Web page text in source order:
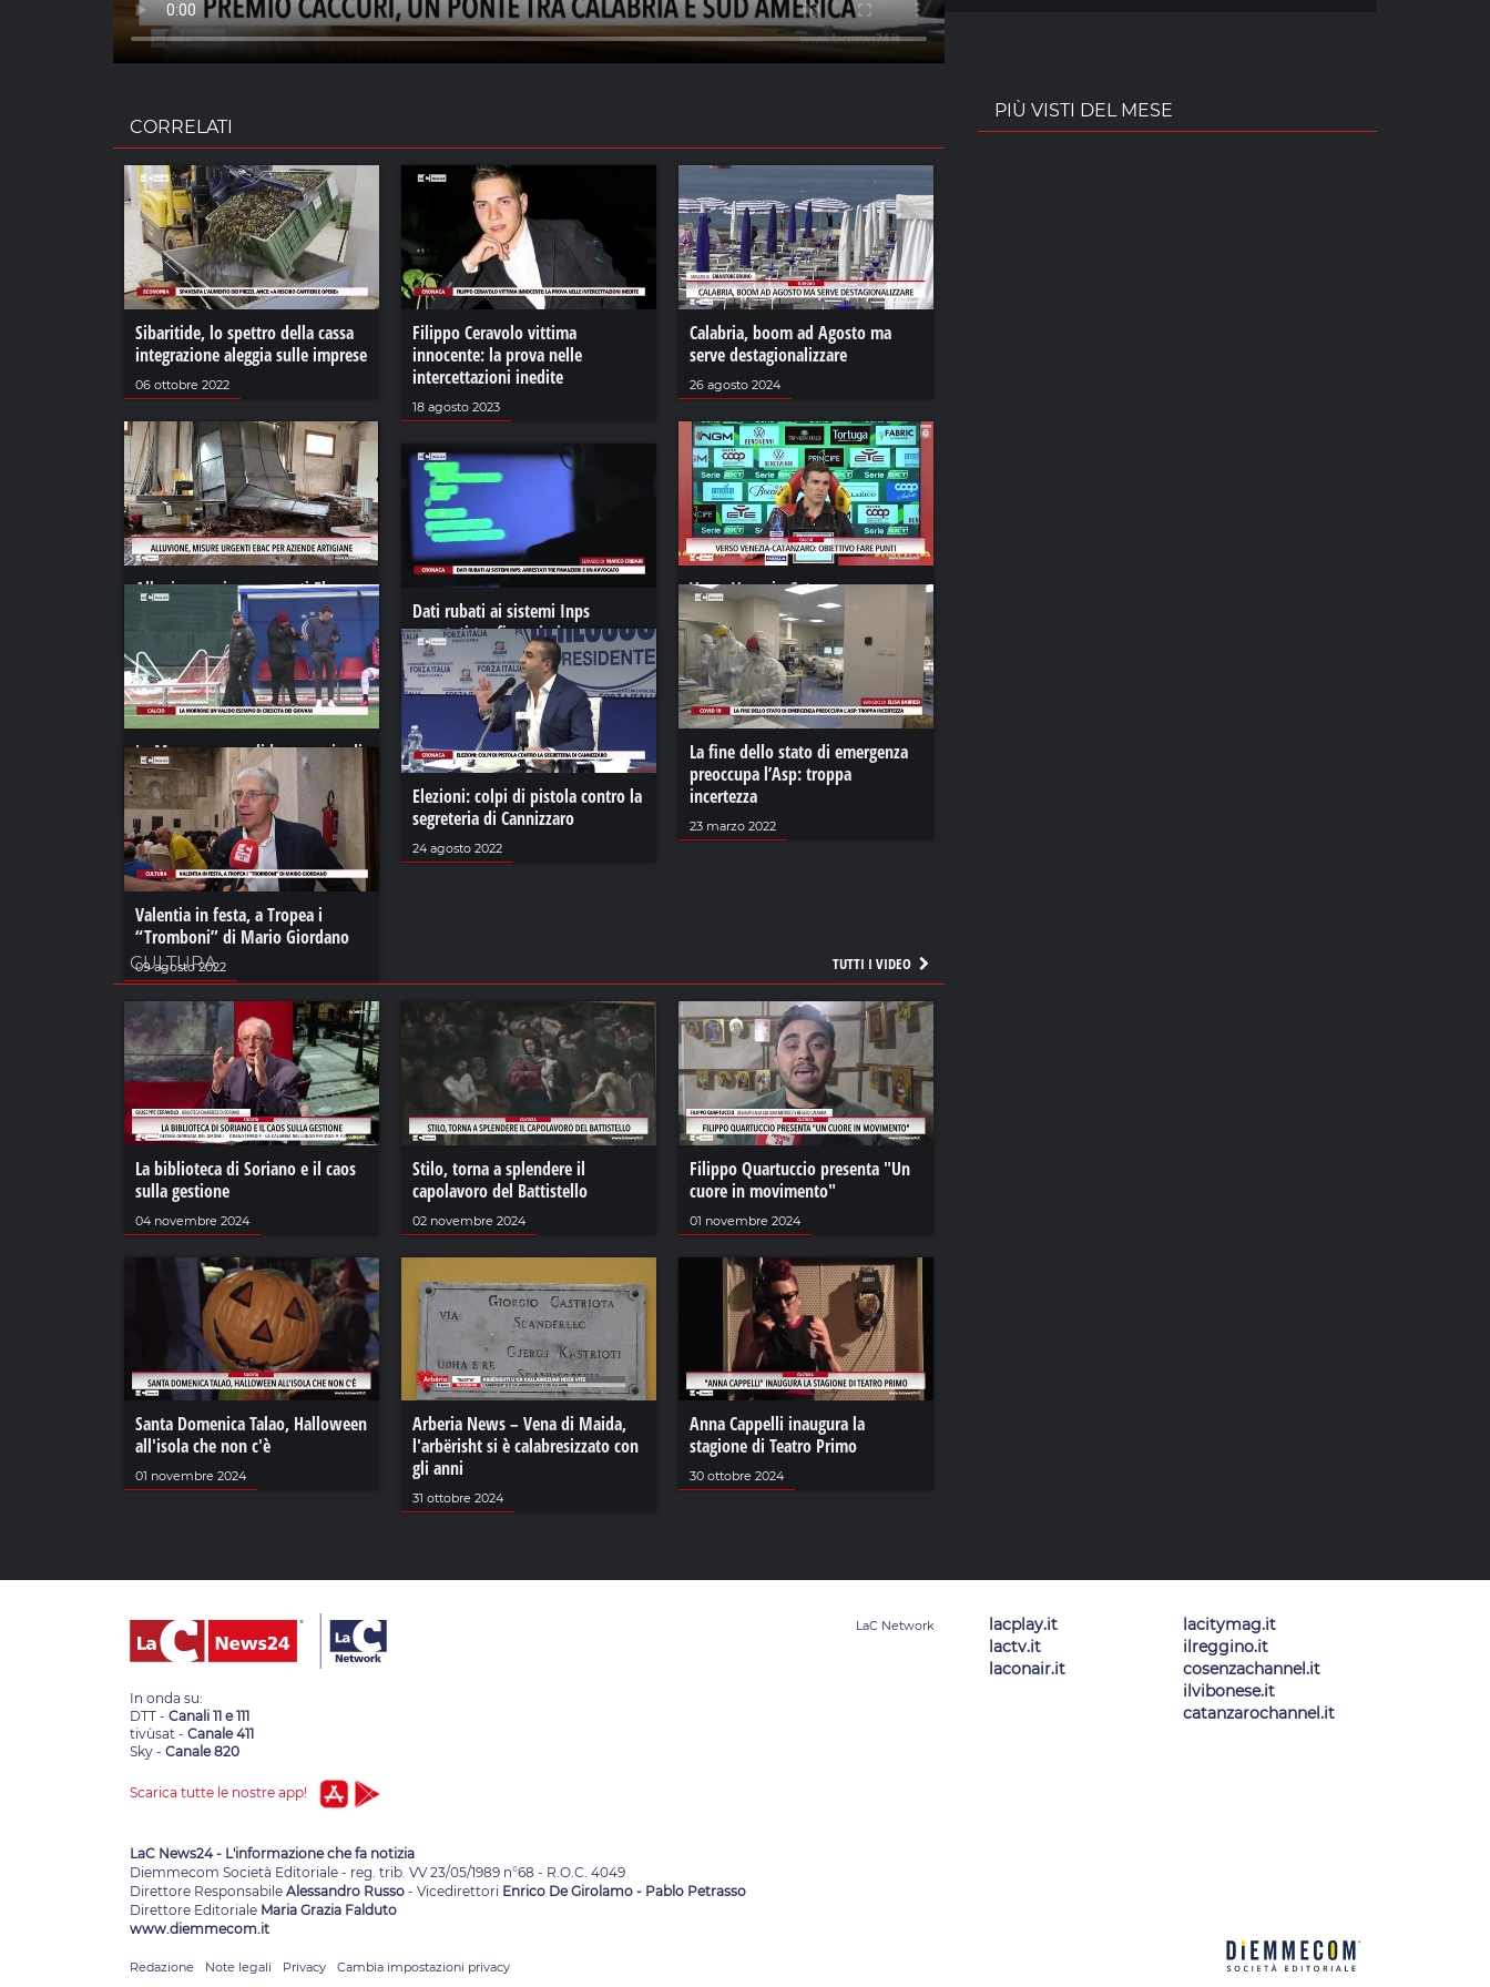
CORRELATI
Sibaritide, lo spettro della cassa
integrazione aleggia sulle imprese
06 ottobre 2022
Filippo Ceravolo vittima
innocente: la prova nelle
intercettazioni inedite
18 agosto 2023
Calabria, boom ad Agosto ma
serve destagionalizzare
26 agosto 2024
Alluvione, misure urgenti Ebac
per Aziende Artigiane
Verso Venezia-Catanzaro:
obiettivo fare punti
08 novembre 2023
Dati rubati ai sistemi Inps
arrestati tre finanzieri e un
avvocato
13 luglio 2023
La Morrone un valido esempio di
crescita dei giovani
03 maggio 2023
La fine dello stato di emergenza
preoccupa l’Asp: troppa
incertezza
23 marzo 2022
Elezioni: colpi di pistola contro la
segreteria di Cannizzaro
24 agosto 2022
Valentia in festa, a Tropea i
“Tromboni” di Mario Giordano
09 agosto 2022 TUTTI I VIDEO
CULTURA
La biblioteca di Soriano e il caos
sulla gestione
04 novembre 2024
Stilo, torna a splendere il
capolavoro del Battistello
02 novembre 2024
Filippo Quartuccio presenta "Un
cuore in movimento"
01 novembre 2024
Santa Domenica Talao, Halloween
all'isola che non c'è
01 novembre 2024
Arberia News – Vena di Maida,
l'arbërisht si è calabresizzato con
gli anni
31 ottobre 2024
Anna Cappelli inaugura la
stagione di Teatro Primo
30 ottobre 2024
PIÙ VISTI DEL MESE
In onda su:
DTT - Canali 11 e 111
tivùsat - Canale 411
Sky - Canale 820
Scarica tutte le nostre app!
lacplay.it
lactv.it
laconair.it
lacitymag.it
ilreggino.it
cosenzachannel.it
ilvibonese.it
catanzarochannel.it
LaC News24 - L'informazione che fa notizia
Diemmecom Società Editoriale - reg. trib. VV 23/05/1989 n°68 - R.O.C. 4049
Direttore Responsabile Alessandro Russo - Vicedirettori Enrico De Girolamo - Pablo Petrasso
Direttore Editoriale Maria Grazia Falduto
www.diemmecom.it
Redazione Note legali Privacy Cambia impostazioni privacy